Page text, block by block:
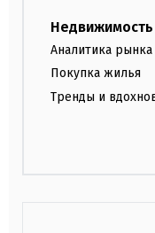
Недвижимость
Аналитика рынка
Покупка жилья
Тренды и